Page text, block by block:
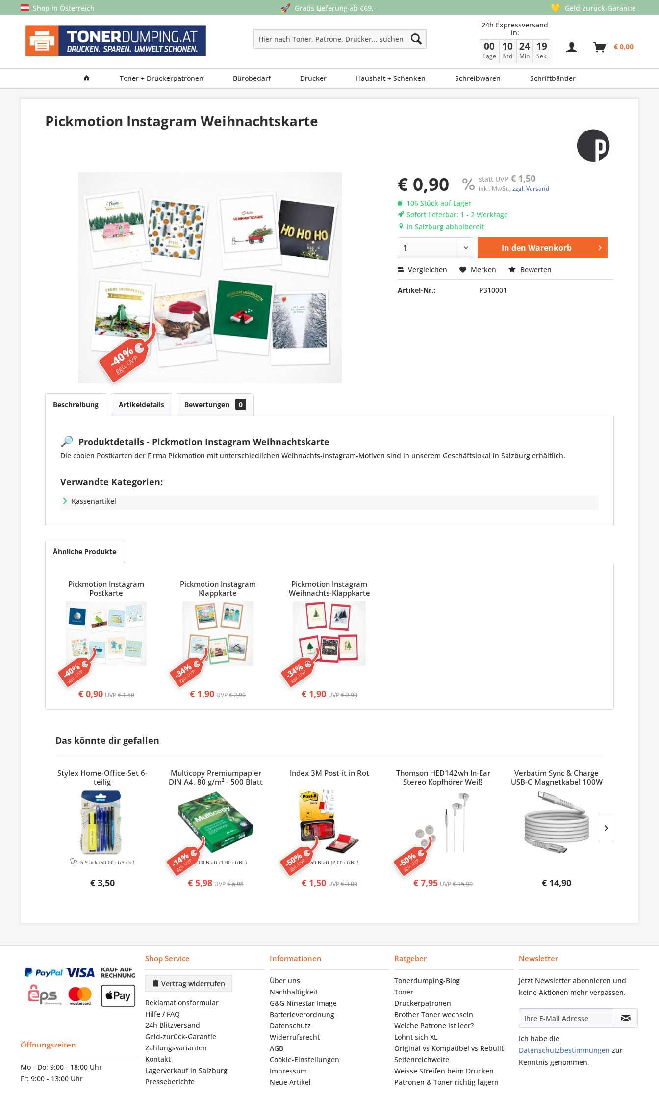
Shop in Österreich 🚀 Gratis Lieferung ab €69,- 💛 Geld-zurück-Garantie
24h Expressversand
in:
00
Tage
10
Std
24
Min
18
Sek
€ 0,00
Toner + Druckerpatronen Bürobedarf Drucker Haushalt + Schenken Schreibwaren Schriftbänder
Pickmotion Instagram Weihnachtskarte
-40%
ggü. UVP
€ 0,90 statt UVP€ 1,50
inkl. MwSt.,zzgl. Versand
106 Stück auf Lager
Sofort lieferbar: 1 - 2 Werktage
In Salzburg abholbereit
In den Warenkorb
Vergleichen Merken Bewerten
Artikel-Nr.: P310001
Beschreibung Artikeldetails Bewertungen 0
🔎 Produktdetails - Pickmotion Instagram Weihnachtskarte
Die coolen Postkarten der Firma Pickmotion mit unterschiedlichen Weihnachts-Instagram-Motiven sind in unserem Geschäftslokal in Salzburg erhältlich.
Verwandte Kategorien:
Kassenartikel
Ähnliche Produkte
-40%
ggü. UVP
Pickmotion Instagram
Postkarte
€ 0,90 UVP€ 1,50
-34%
ggü. UVP
Pickmotion Instagram
Klappkarte
€ 1,90 UVP€ 2,90
-34%
ggü. UVP
Pickmotion Instagram
Weihnachts-Klappkarte
€ 1,90 UVP€ 2,90
Das könnte dir gefallen
Stylex Home-Office-Set 6-
teilig
€ 3,50
6 Stück(50,00 ct/Stck.) -14%
ggü. UVP
Multicopy Premiumpapier
DIN A4, 80 g/m² - 500 Blatt
€ 5,98 UVP€ 6,98
500 Blatt (1,00 ct/Bl.) -50%
ggü. UVP
Index 3M Post-it in Rot
€ 1,50 UVP€ 3,00
50 Blatt(2,00 ct/Bl.) -50%
ggü. UVP
Thomson HED142wh In-Ear
Stereo Kopfhörer Weiß
€ 7,95 UVP€ 15,90
Verbatim Sync & Charge
USB-C Magnetkabel 100W
€ 14,90
Öffnungszeiten
Mo - Do: 9:00 - 18:00 Uhr
Fr: 9:00 - 13:00 Uhr
Shop Service
Vertrag widerrufen
Reklamationsformular
Hilfe / FAQ
24h Blitzversand
Geld-zurück-Garantie
Zahlungsvarianten
Kontakt
Lagerverkauf in Salzburg
Presseberichte
Informationen
Über uns
Nachhaltigkeit
G&G Ninestar Image
Batterieverordnung
Datenschutz
Widerrufsrecht
AGB
Cookie-Einstellungen
Impressum
Neue Artikel
Ratgeber
Tonerdumping‑Blog
Toner
Druckerpatronen
Brother Toner wechseln
Welche Patrone ist leer?
Lohnt sich XL
Original vs Kompatibel vs Rebuilt
Seitenreichweite
Weisse Streifen beim Drucken
Patronen & Toner richtig lagern
Newsletter
Jetzt Newsletter abonnieren und
keine Aktionen mehr verpassen.
Ich habe die
Datenschutzbestimmungen zur
Kenntnis genommen.